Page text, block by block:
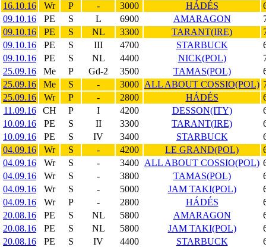
16.10.16
Wr P - 3000 HÁDÉS
09.10.16
PE S L 6900 AMARAGON
09.10.16
PE S NL 3300 TARANT(IRE)
09.10.16
PE S III 4700 STARBUCK
09.10.16
PE S NL 4400 NICK(POL)
25.09.16
Me P Gd-2 3500 TAMAS(POL)
25.09.16
Me S - 3000 ALL ABOUT COSSIO(POL)
25.09.16
Wr P - 2800 HÁDÉS
11.09.16
CH P I 4200 DESSON(ITY)
10.09.16
PE S II 3300 TARANT(IRE)
10.09.16
PE S IV 3400 STARBUCK
04.09.16
Wr S - 4200 LE GRAND(POL)
04.09.16
Wr S - 3400 ALL ABOUT COSSIO(POL)
04.09.16
Wr S - 3800 TAMAS(POL)
04.09.16
Wr S - 5000 JAM TAKI(POL)
04.09.16
Wr P - 2800 HÁDÉS
20.08.16
PE S NL 5800 AMARAGON
20.08.16
PE S NL 5800 JAM TAKI(POL)
20.08.16
PE S IV 4400 STARBUCK